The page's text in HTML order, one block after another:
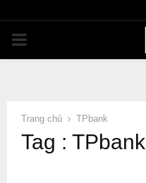
PRIMARY
Trang chủ TPbank
Tag : TPbank